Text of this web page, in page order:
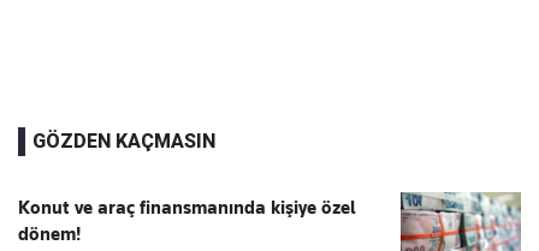
GÖZDEN KAÇMASIN
Konut ve araç finansmanında kişiye özel
dönem!